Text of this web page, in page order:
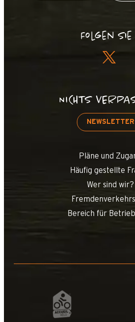
Folgen
NICHTS
NEWSLETTER
Pläne und
Häufig gestellte
Wer sind wir?
Bereich für